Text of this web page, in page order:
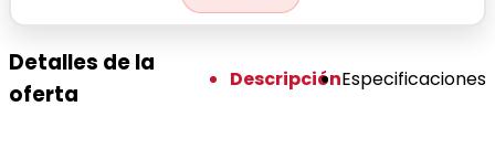
Detalles de la
oferta
DescripciónEspecificaciones